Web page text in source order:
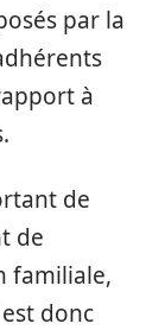
par la
à
de
de
familiale,
donc